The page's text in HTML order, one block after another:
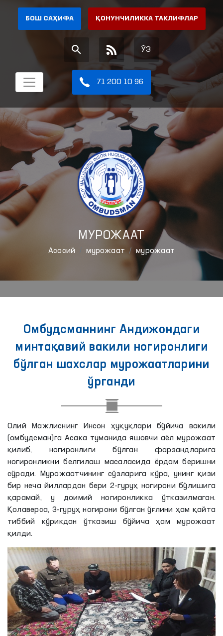
БОШ САҲИФА ҚОНУНЧИЛИККА ТАКЛИФЛАР
ЎЗ
71 200 10 96
МУРОЖААТ
Aсосий мурожаат мурожаат
Омбудсманнинг Андижондаги
минтақавий вакили ногиронлиги
бўлган шахслар мурожаатларини
ўрганди
Олий Мажлиснинг Инсон ҳуқуқлари бўйича вакили
(омбудсман)га Асака туманида яшовчи аёл мурожаат
қилиб, ногиронлиги бўлган фарзандларига
ногиронликни белгилаш масаласида ёрдам беришни
сўради. Мурожаатчининг сўзларига кўра, унинг қизи
бир неча йиллардан бери 2-гуруҳ ногирони бўлишига
қарамай, у доимий ногиронликка ўтказилмаган.
Қолаверса, 3-гуруҳ ногирони бўлган ўғлини ҳам қайта
тиббий кўрикдан ўтказиш бўйича ҳам мурожаат
қилди.